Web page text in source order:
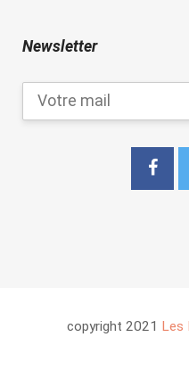
Newsletter
copyright 2021 Les